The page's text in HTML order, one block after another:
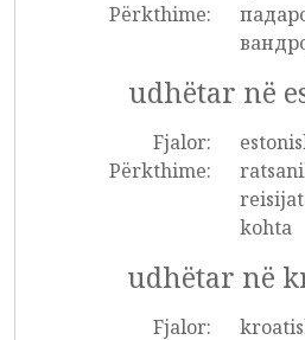
Përkthime:
udhëtar në
Fjalor:
Përkthime:
kohta
udhëtar në
Fjalor: